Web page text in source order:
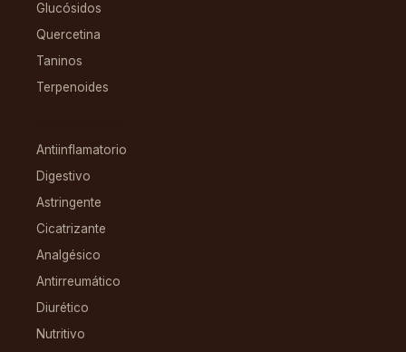
Glucósidos
Quercetina
Taninos
Terpenoides
Antiinflamatorio
Digestivo
Astringente
Cicatrizante
Analgésico
Antirreumático
Diurético
Nutritivo